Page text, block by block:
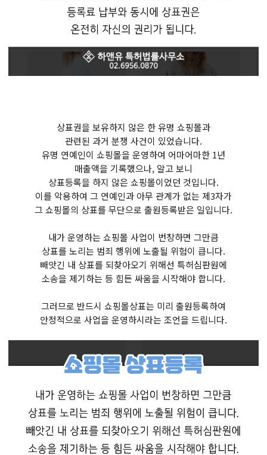
상표권을 보유하지 않은 한 유명 쇼핑몰과
관련된 과거 분쟁 사건이 있었습니다.
유명 연예인이 쇼핑몰을 운영하여 어마어마한 1년
매출액을 기록했으나, 알고 보니
상표등록을 하지 않은 쇼핑몰이었던 것입니다.
이를 악용하여 그 연예인과 아무 관계가 없는 제3자가
그 쇼핑몰의 상표를 무단으로 출원등록받은 일입니다.
내가 운영하는 쇼핑몰 사업이 번창하면 그만큼
상표를 노리는 범죄 행위에 노출될 위험이 큽니다.
빼앗긴 내 상표를 되찾아오기 위해선 특허심판원에
소송을 제기하는 등 힘든 싸움을 시작해야 합니다.
그러므로 반드시 쇼핑몰상표는 미리 출원등록하여
안정적으로 사업을 운영하시라는 조언을 드립니다.